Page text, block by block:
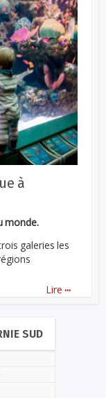
à
monde.
galeries les
Lire ...
SUD